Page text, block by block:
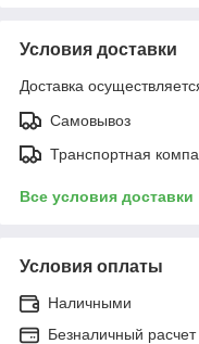
Условия доставки
Доставка
Самовывоз
Транспортная
Все условия доставки
Условия оплаты
Наличными
Безналичный расчет